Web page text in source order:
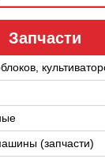
Запчасти
(запчасти)